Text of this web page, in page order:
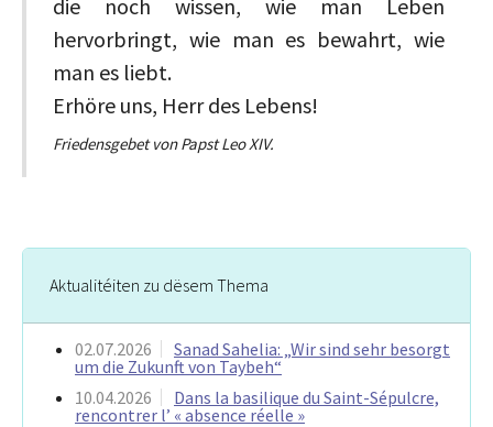
die noch wissen, wie man Leben
hervorbringt, wie man es bewahrt, wie
man es liebt.
Erhöre uns, Herr des Lebens!
Friedensgebet von Papst Leo XIV.
Aktualitéiten zu dësem Thema
02.07.2026
Sanad Sahelia: „Wir sind sehr besorgt
um die Zukunft von Taybeh“
10.04.2026
Dans la basilique du Saint-Sépulcre,
rencontrer l’ « absence réelle »